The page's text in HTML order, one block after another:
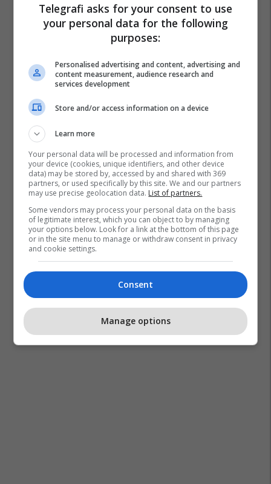
Telegrafi asks for your consent to use
your personal data for the following
purposes:
Personalised advertising and content, advertising and
content measurement, audience research and
services development
Store and/or access information on a device
Learn more
Your personal data will be processed and information from
your device (cookies, unique identifiers, and other device
data) may be stored by, accessed by and shared with 369
partners, or used specifically by this site. We and our partners
may use precise geolocation data. List of partners.
Some vendors may process your personal data on the basis
of legitimate interest, which you can object to by managing
your options below. Look for a link at the bottom of this page
or in the site menu to manage or withdraw consent in privacy
and cookie settings.
Consent
Manage options